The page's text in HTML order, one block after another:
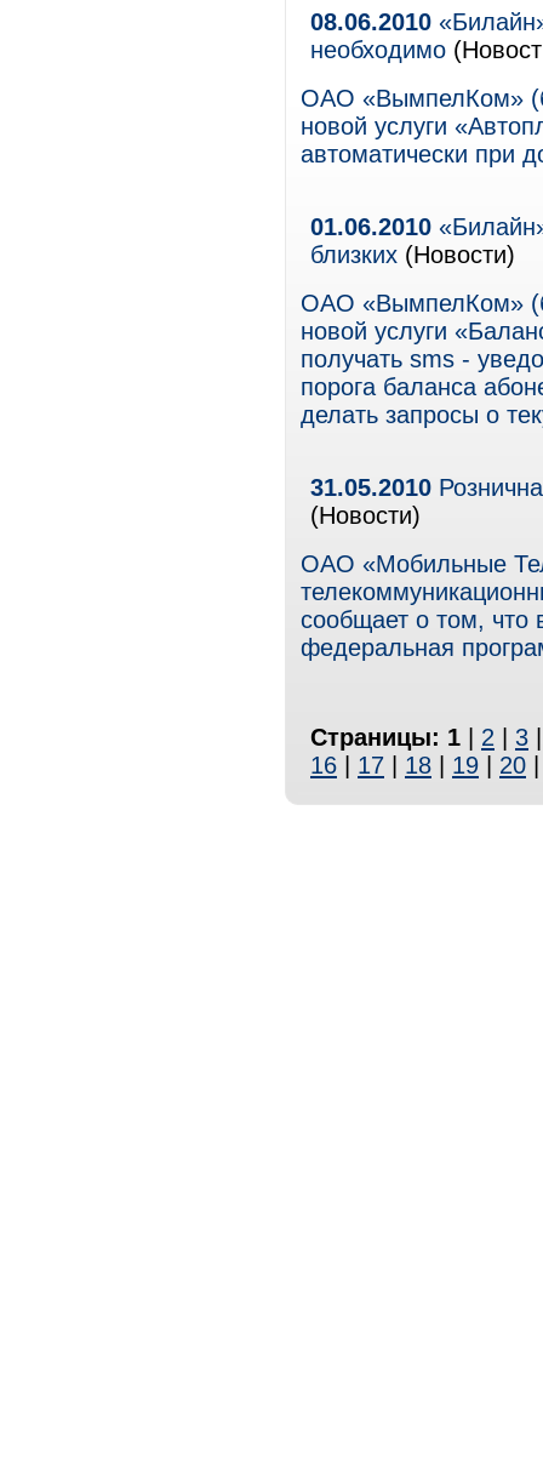
08.06.2010
необходимо
ОАО «ВымпелКом»
новой услуги
автоматически при
01.06.2010
близких (Новости)
ОАО «ВымпелКом»
новой услуги
получать sms -
порога баланса
делать запросы о
31.05.2010
(Новости)
ОАО «Мобильные
сообщает о том, что
федеральная
Страницы: 1 2 3
16
17 18 19 20